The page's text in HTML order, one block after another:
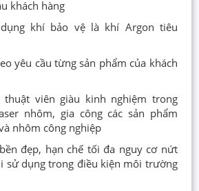
khách hàng
khí bảo vệ là khí Argon tiêu
yêu cầu từng sản phẩm của khách
thuật viên giàu kinh nghiệm trong
nhôm, gia công các sản phẩm
nhôm công nghiệp
đẹp, hạn chế tối đa nguy cơ nứt
sử dụng trong điều kiện môi trường